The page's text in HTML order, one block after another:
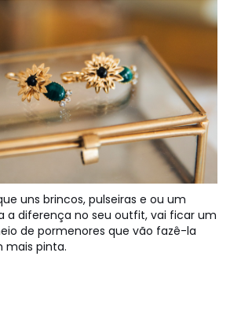
uns brincos, pulseiras e ou um
a diferença no seu outfit, vai ficar um
de pormenores que vão fazê-la
mais pinta.